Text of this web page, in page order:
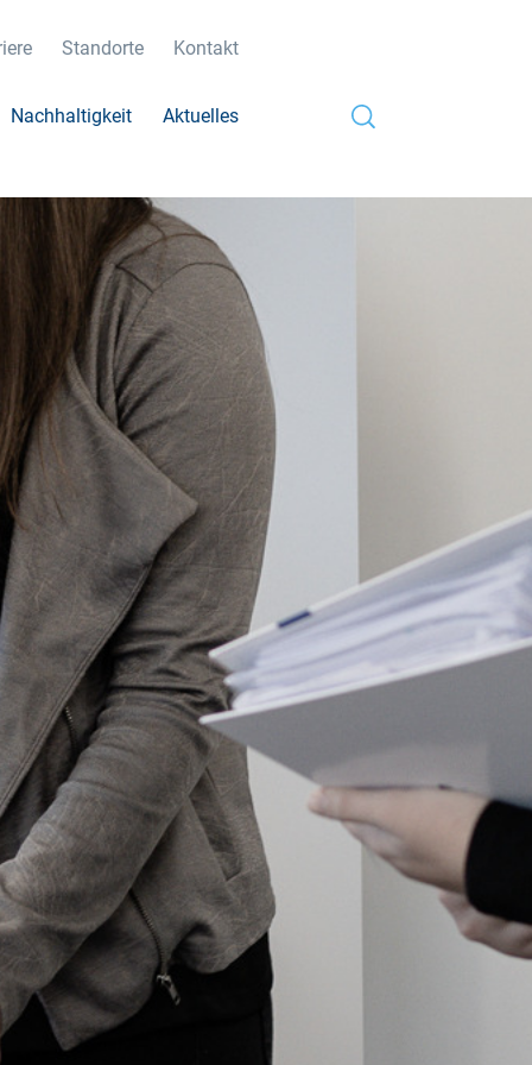
Standorte Kontakt
Nachhaltigkeit Aktuelles